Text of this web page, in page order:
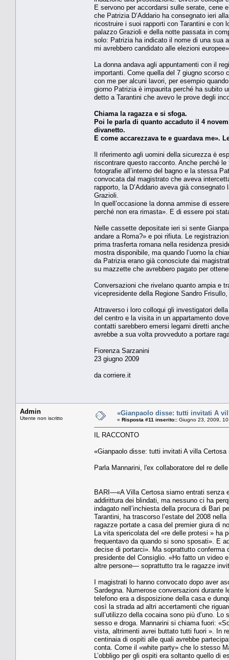
E servono per accordarsi sulle serate, cene
che Patrizia D’Addario ha consegnato ieri
ricostruire i suoi rapporti con Tarantini e con
palazzo Grazioli e della notte passata in
solo: Patrizia ha indicato il nome di una sua
mi avrebbero candidato alle elezioni
La donna andava agli appuntamenti con il
importanti. Come quella del 7 giugno scorso
con me per alcuni lavori, per esempio
giorno Patrizia è impaurita perché ha
detto a Tarantini che avevo le prove degli
Chiama la ragazza e si sfoga.
Poi le parla di quanto accaduto il 4
divanetto.
E come accarezzava te e guardava me».
Il riferimento agli uomini della sicurezza è
riscontrare questo racconto. Anche perché
fotografie all’interno del bagno e la stessa
convocata dal magistrato che aveva
rapporto, la D’Addario aveva già
Grazioli.
In quell’occasione la donna ammise di
perché non era rimasta». E di essere poi
Nelle cassette depositate ieri si sente
andare a Roma?» e poi rifiuta. Le
prima trasferta romana nella residenza
mostra disponibile, ma quando l’uomo la
da Patrizia erano già conosciute dai
su mazzette che avrebbero pagato per
Conversazioni che rivelano quanto ampia e
vicepresidente della Regione Sandro
Attraverso i loro colloqui gli investigatori
del centro e la visita in un appartamento
contatti sarebbero emersi legami diretti
avrebbe a sua volta provveduto a portare
Fiorenza Sarzanini
23 giugno 2009
da corriere.it
Admin
Utente non iscritto
«Gianpaolo disse: tutti invitati A
« Risposta #11 inserito:: Giugno 23, 2009,
IL RACCONTO
«Gianpaolo disse: tutti invitati A villa Certosa
Parla Mannarini, l'ex collaboratore del re
BARI—«A Villa Certosa siamo entrati senza
addirittura dei blindati, ma nessuno ci ha
indagato nell’inchiesta della procura di Bari
Tarantini, ha trascorso l’estate del 2008
ragazze portate a casa del premier giura di
La vita spericolata del «re delle protesi » ha
frequentavo da quando si sono sposati». E
decise di portarci». Ma soprattutto
presidente del Consiglio. «Ho fatto un video
altre persone— soprattutto tra le ragazze
I magistrati lo hanno convocato dopo aver
Sardegna. Numerose conversazioni
telefono era a disposizione della casa e
così la strada ad altri accertamenti che
sull’utilizzo della cocaina sono più d’uno.
sesso e droga. Mannarini si chiama fuori:
vista, altrimenti avrei buttato tutti fuori ». In
centinaia di ospiti alle quali avrebbe
conta. Come il «white party» che lo stesso
L’obbligo per gli ospiti era soltanto quello di